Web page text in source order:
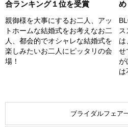
合ランキング１位を受賞
親御様を大事にするお二人、アッ
トホームな結婚式をお考えなお二
人、都会的でオシャレな結婚式を
楽しみたいお二人にピッタリの会
場！
め
ス
は
せ
が
は
ブライダルフェア